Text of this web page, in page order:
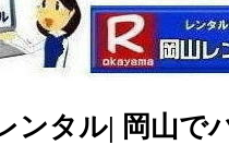
ンタル| 岡山